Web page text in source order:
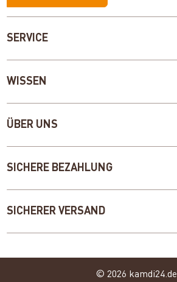
SERVICE
WISSEN
ÜBER UNS
SICHERE BEZAHLUNG
SICHERER VERSAND
© 2026 kamdi24.de